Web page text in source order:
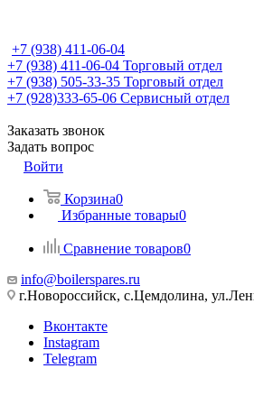
+7 (938) 411-06-04
+7 (938) 411-06-04 Торговый отдел
+7 (938) 505-33-35 Торговый отдел
+7 (928)333-65-06 Сервисный отдел
Заказать звонок
Задать вопрос
Войти
Корзина0
Избранные товары0
Сравнение товаров0
info@boilerspares.ru
г.Новороссийск, с.Цемдолина,
Вконтакте
Instagram
Telegram